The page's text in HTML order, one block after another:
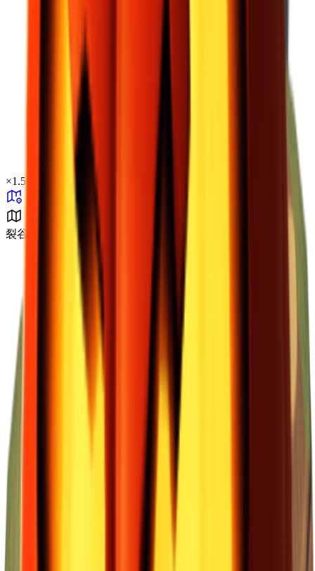
×1.53
裂谷